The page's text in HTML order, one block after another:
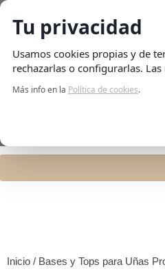
Tu privacidad
Usamos cookies propias y de
rechazarlas o configurarlas.
Más info en la Política de cookies.
Envio Gratisen pedidos
Inicio / Bases y Tops para Uñas